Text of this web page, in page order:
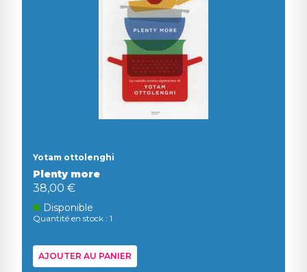
Yotam ottolenghi
Plenty more
38,00 €
Disponible
Quantité en stock : 1
AJOUTER AU PANIER